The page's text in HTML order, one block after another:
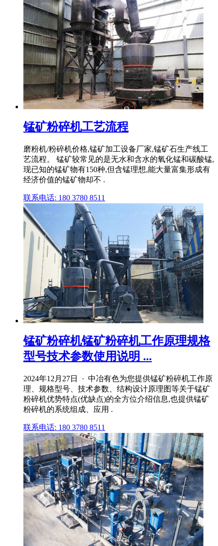
锰矿粉碎机工艺流程
磨粉机/粉碎机价格,锰矿加工设备厂家,锰矿石生产线工
艺流程。 锰矿较常见的是无水和含水的氧化锰和碳酸锰,
现已知的锰矿物有150种,但含锰理想,能大量富集形成有
经济价值的锰矿物却不 .
联系电话: 180 3780 8511
锰矿粉碎机锰矿粉碎机工作原理规格
型号技术参数使用说明 ...
2024年12月27日 · 中冶有色为您提供锰矿粉碎机工作原
理、规格型号、技术参数、结构设计原理图等关于锰矿
粉碎机优势特点(优缺点)的全方位介绍信息,也提供锰矿
粉碎机的系统组成、应用 .
联系电话: 180 3780 8511